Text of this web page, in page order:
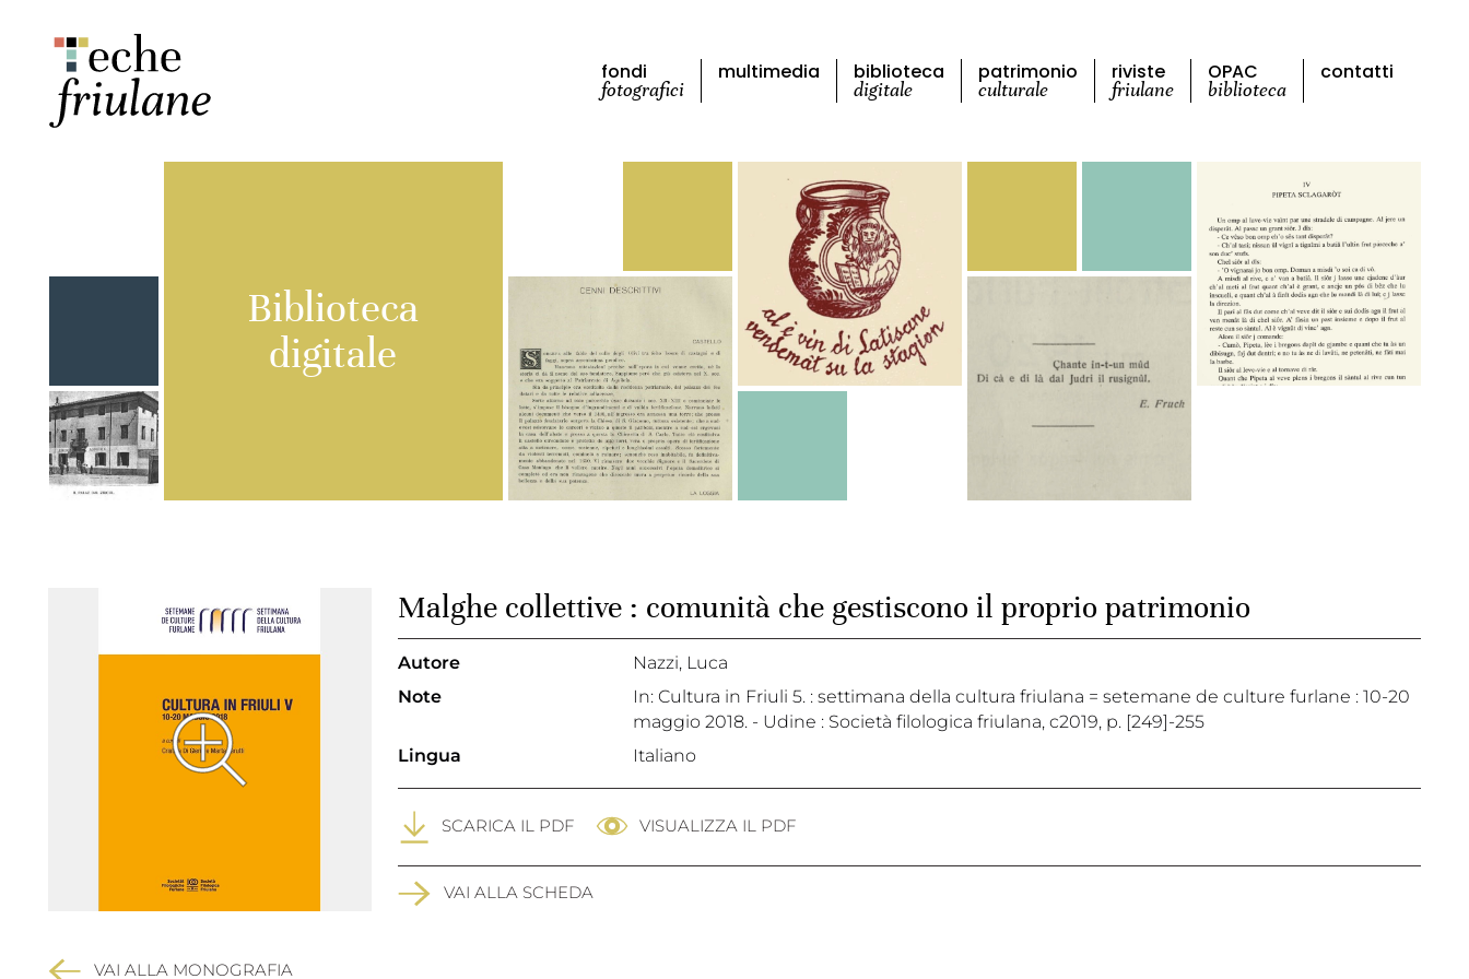
fondi
fotografici
multimedia biblioteca
digitale
patrimonio
culturale
riviste
friulane
OPAC
biblioteca
contatti
Biblioteca
digitale
VAI ALLA MONOGRAFIA
Malghe collettive : comunità che gestiscono il proprio patrimonio
Autore
Nazzi, Luca
Note
In: Cultura in Friuli 5. : settimana della cultura friulana = setemane de culture furlane : 10-20
maggio 2018. - Udine : Società filologica friulana, c2019, p. [249]-255
Lingua
Italiano
SCARICA IL PDF VISUALIZZA IL PDF
VAI ALLA SCHEDA